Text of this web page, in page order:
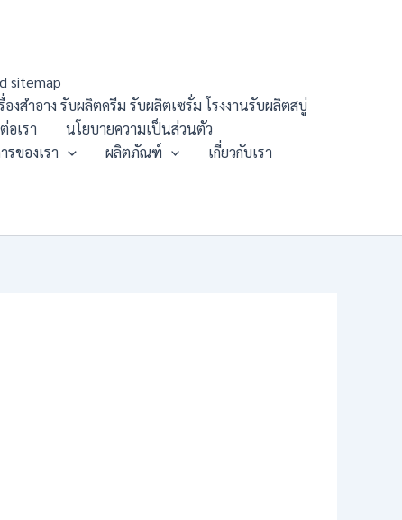
sitemap
องสำอาง รับผลิตครีม รับผลิตเซรั่ม โรงงานรับผลิตสบู่
อเรา
นโยบายความเป็นส่วนตัว
รของเรา ผลิตภัณฑ์ เกี่ยวกับเรา